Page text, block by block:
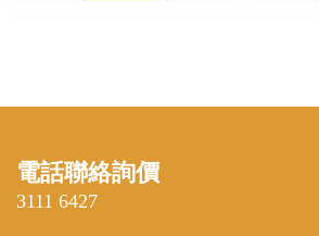
電話聯絡詢價
3111 6427